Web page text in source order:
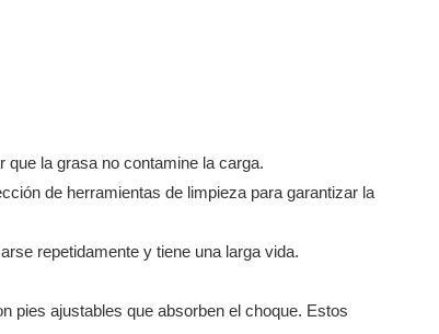
la grasa no contamine la carga.
de herramientas de limpieza para garantizar la
repetidamente y tiene una larga vida.
pies ajustables que absorben el choque. Estos